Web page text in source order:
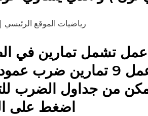
رياضيات الموقع
عمل تشمل تمارين في
ورقة عمل 9 تمارين
من جداول الضرب
اضغط على